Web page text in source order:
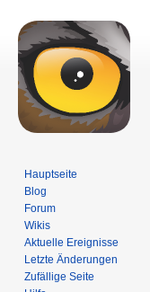
Hauptseite
Blog
Forum
Wikis
Aktuelle Ereignisse
Letzte Änderungen
Zufällige Seite